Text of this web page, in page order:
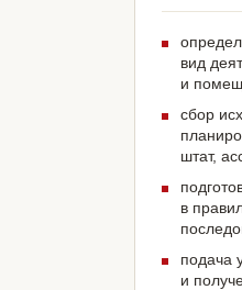
вид
и
сбор
штат,
в
подача
и